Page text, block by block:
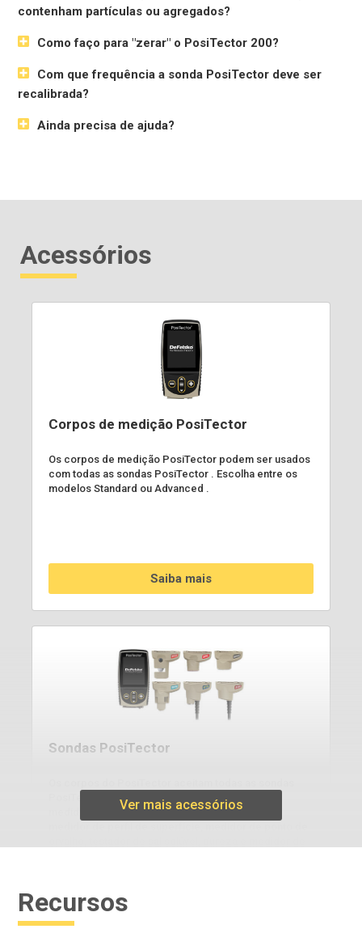
contenham partículas ou agregados?
Como faço para "zerar" o PosiTector 200?
Com que frequência a sonda PosiTector deve ser
recalibrada?
Ainda precisa de ajuda?
Acessórios
Corpos de medição PosiTector
Os corpos de medição PosiTector podem ser usados
com todas as sondas PosiTector . Escolha entre os
modelos Standard ou Advanced .
Saiba mais
Sondas PosiTector
PosiTector , convertendo-se facilmente de um
medidor de espessura de revestimento em um
Ver mais acessórios
Recursos